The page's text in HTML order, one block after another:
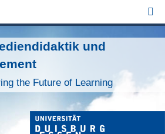
und
the Future of Learning